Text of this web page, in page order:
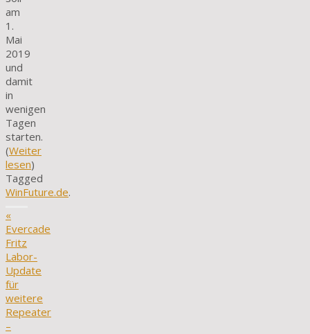
am
1.
Mai
2019
und
damit
in
wenigen
Tagen
starten.
(Weiter
lesen)
Tagged
WinFuture.de.
«
Evercade
Fritz
Labor-
Update
für
weitere
Repeater
–